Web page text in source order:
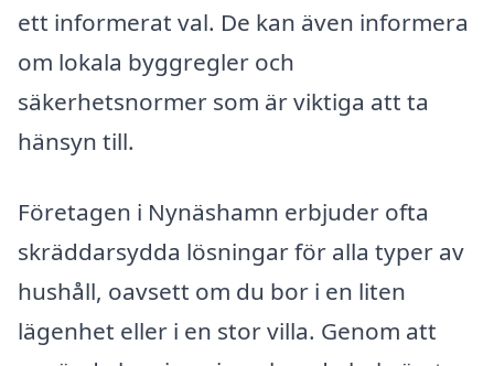
ett informerat val. De kan även informera
om lokala byggregler och
säkerhetsnormer som är viktiga att ta
hänsyn till.
Företagen i Nynäshamn erbjuder ofta
skräddarsydda lösningar för alla typer av
hushåll, oavsett om du bor i en liten
lägenhet eller i en stor villa. Genom att